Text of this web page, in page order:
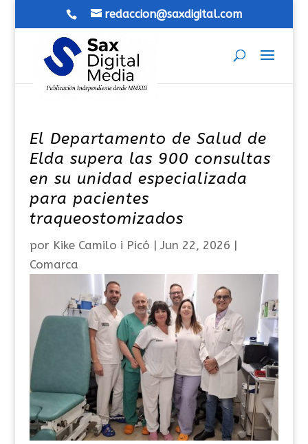
redaccion@saxdigital.com
El Departamento de Salud de
Elda supera las 900 consultas
en su unidad especializada
para pacientes
traqueostomizados
por Kike Camilo i Picó | Jun 22, 2026 |
Comarca